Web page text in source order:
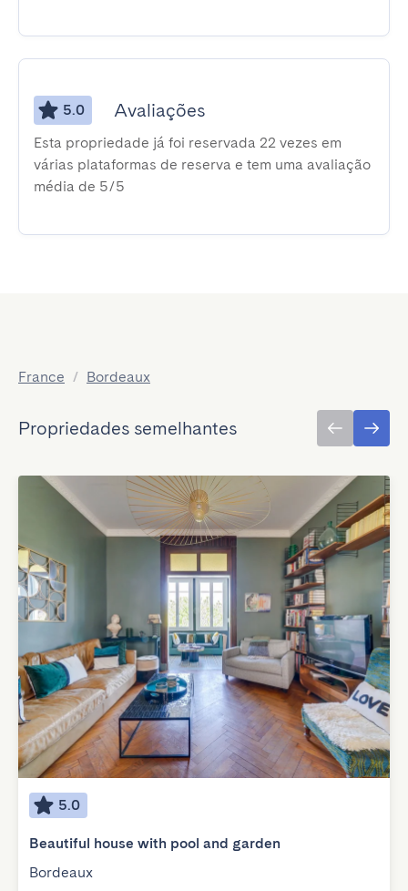
5.0 Avaliações
Esta propriedade já foi reservada 22 vezes em
várias plataformas de reserva e tem uma avaliação
média de 5/5
France / Bordeaux
Propriedades semelhantes
5.0
Beautiful house with pool and garden
Bordeaux